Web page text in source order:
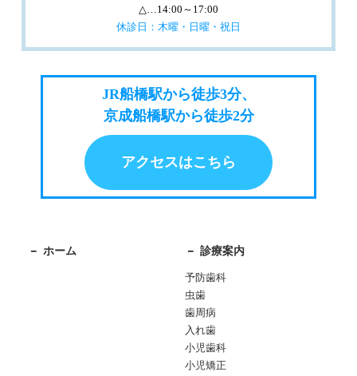
△ …14:00～17:00
休診日：木曜・日曜・祝日
JR船橋駅から徒歩3分、
京成船橋駅から徒歩2分
アクセスはこちら
ホーム 診療案内
予防歯科
虫歯
歯周病
入れ歯
小児歯科
小児矯正